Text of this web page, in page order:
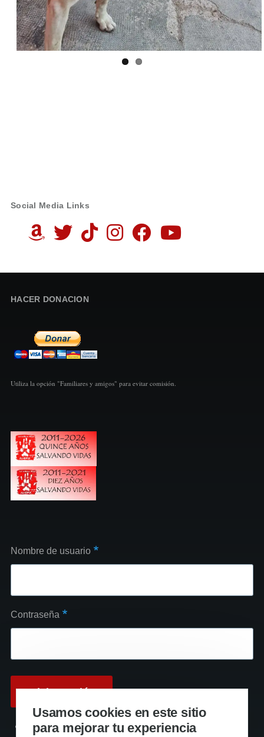
Social Media Links
HACER DONACION
Utiliza la opción "Familiares y amigos" para evitar comisión.
Nombre de usuario
Contraseña
Reinicializar su contraseña
Usamos cookies en este sitio
para mejorar tu experiencia